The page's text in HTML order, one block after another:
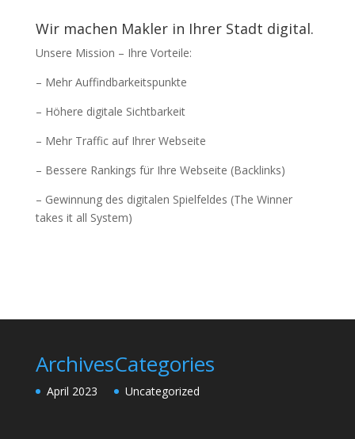
Wir machen Makler in Ihrer Stadt digital.
Unsere Mission – Ihre Vorteile:
– Mehr Auffindbarkeitspunkte
– Höhere digitale Sichtbarkeit
– Mehr Traffic auf Ihrer Webseite
– Bessere Rankings für Ihre Webseite (Backlinks)
– Gewinnung des digitalen Spielfeldes (The Winner
takes it all System)
Archives
April 2023
Categories
Uncategorized